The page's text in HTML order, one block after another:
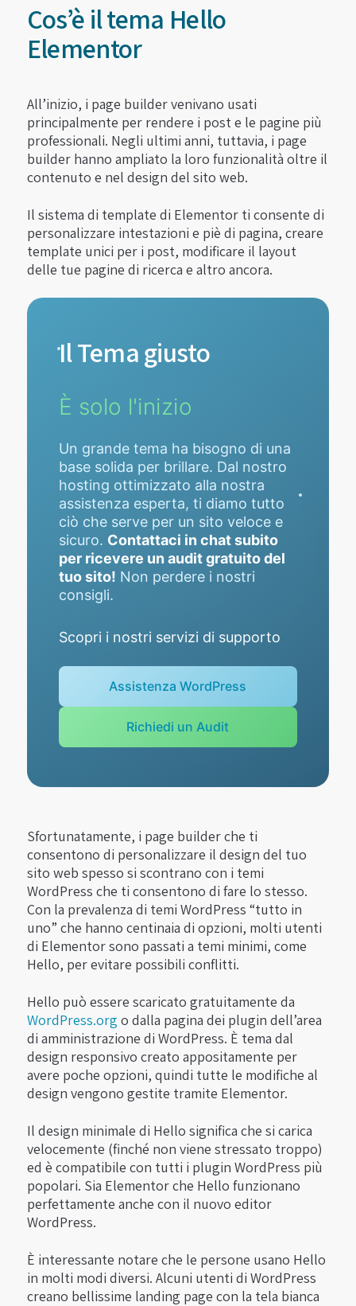
Cos’è il tema Hello
Elementor
All’inizio, i page builder venivano usati
principalmente per rendere i post e le pagine più
professionali. Negli ultimi anni, tuttavia, i page
builder hanno ampliato la loro funzionalità oltre il
contenuto e nel design del sito web.
Il sistema di template di Elementor ti consente di
personalizzare intestazioni e piè di pagina, creare
template unici per i post, modificare il layout
delle tue pagine di ricerca e altro ancora.
Il Tema giusto
È solo l'inizio
Un grande tema ha bisogno di una
base solida per brillare. Dal nostro
hosting ottimizzato alla nostra
assistenza esperta, ti diamo tutto
ciò che serve per un sito veloce e
sicuro. Contattaci in chat subito
per ricevere un audit gratuito del
tuo sito! Non perdere i nostri
consigli.
Scopri i nostri servizi di supporto
Assistenza WordPress
Richiedi un Audit
Sfortunatamente, i page builder che ti
consentono di personalizzare il design del tuo
sito web spesso si scontrano con i temi
WordPress che ti consentono di fare lo stesso.
Con la prevalenza di temi WordPress “tutto in
uno” che hanno centinaia di opzioni, molti utenti
di Elementor sono passati a temi minimi, come
Hello, per evitare possibili conflitti.
Hello può essere scaricato gratuitamente da
WordPress.org o dalla pagina dei plugin dell’area
di amministrazione di WordPress. È tema dal
design responsivo creato appositamente per
avere poche opzioni, quindi tutte le modifiche al
design vengono gestite tramite Elementor.
Il design minimale di Hello significa che si carica
velocemente (finché non viene stressato troppo)
ed è compatibile con tutti i plugin WordPress più
popolari. Sia Elementor che Hello funzionano
perfettamente anche con il nuovo editor
WordPress.
È interessante notare che le persone usano Hello
in molti modi diversi. Alcuni utenti di WordPress
creano bellissime landing page con la tela bianca